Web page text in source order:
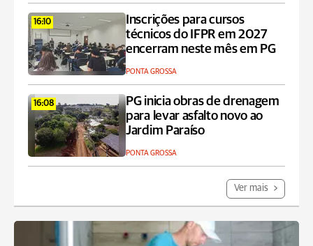
16:10
Inscrições para cursos
técnicos do IFPR em 2027
encerram neste mês em PG
PONTA GROSSA
16:08
PG inicia obras de drenagem
para levar asfalto novo ao
Jardim Paraíso
PONTA GROSSA
Ver mais